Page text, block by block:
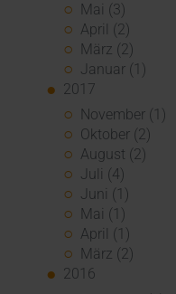
Mai (3)
April (2)
März (2)
Januar (1)
2017
November (1)
Oktober (2)
August (2)
Juli (4)
Juni (1)
Mai (1)
April (1)
März (2)
2016